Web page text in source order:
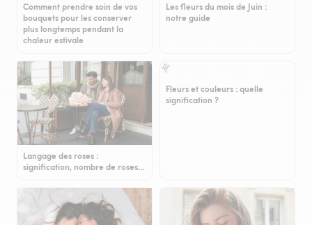
Comment prendre soin de vos
bouquets pour les conserver
plus longtemps pendant la
chaleur estivale
Les fleurs du mois de Juin :
notre guide
Langage des roses :
signification, nombre de roses…
Fleurs et couleurs : quelle
signification ?